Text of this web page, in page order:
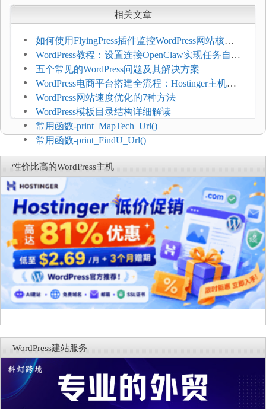
相关文章
如何使用FlyingPress插件监控WordPress网站核心
网页指标（CWV）
WordPress教程：设置连接OpenClaw实现任务自动
化
五个常见的WordPress问题及其解决方案
WordPress电商平台搭建全流程：Hostinger主机一
键部署
WordPress网站速度优化的7种方法
WordPress模板目录结构详细解读
常用函数-print_MapTech_Url()
常用函数-print_FindU_Url()
性价比高的WordPress主机
WordPress建站服务